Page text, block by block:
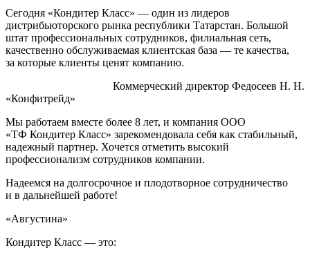
Сегодня «Кондитер Класс» — один из лидеров
дистрибьюторского рынка республики Татарстан. Большой
штат профессиональных сотрудников, филиальная сеть,
качественно обслуживаемая клиентская база — те качества,
за которые клиенты ценят компанию.
Коммерческий директор Федосеев Н. Н.
«Конфитрейд»
Мы работаем вместе более 8 лет, и компания ООО
«ТФ Кондитер Класс» зарекомендовала себя как стабильный,
надежный партнер. Хочется отметить высокий
профессионализм сотрудников компании.
Надеемся на долгосрочное и плодотворное сотрудничество
и в дальнейшей работе!
«Августина»
Кондитер Класс — это: